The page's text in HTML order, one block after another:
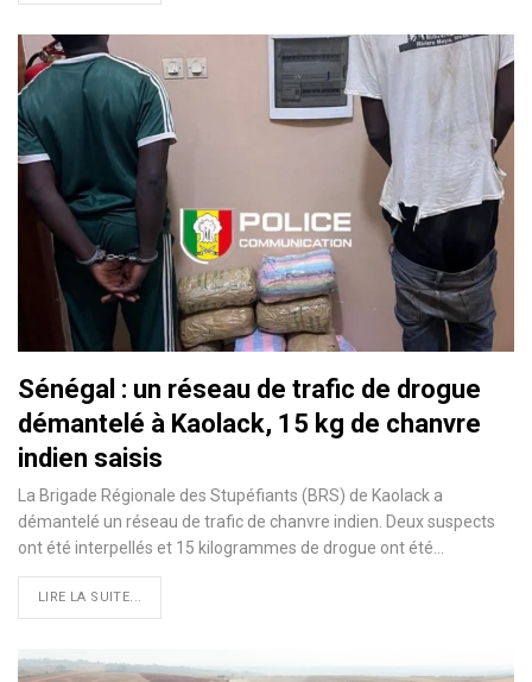
Sénégal : un réseau de trafic de drogue
démantelé à Kaolack, 15 kg de chanvre
indien saisis
La Brigade Régionale des Stupéfiants (BRS) de Kaolack a
démantelé un réseau de trafic de chanvre indien. Deux suspects
ont été interpellés et 15 kilogrammes de drogue ont été…
LIRE LA SUITE...